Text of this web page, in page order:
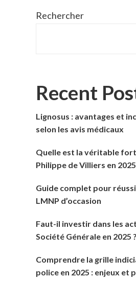
Rechercher
Recent
Lignosus : avantages et
selon les avis médicaux
Quelle est la véritable
Philippe de Villiers en 2025
Guide complet pour
LMNP d’occasion
Faut-il investir dans les
Société Générale en 2025 ?
Comprendre la grille
police en 2025 : enjeux et